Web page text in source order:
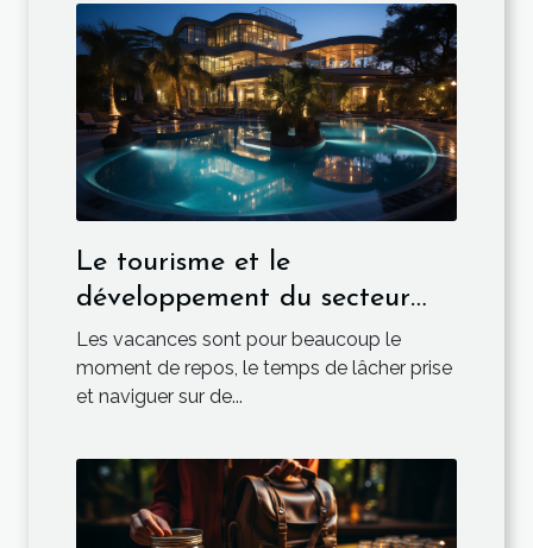
Le tourisme et le
développement du secteur
hôtelier
Les vacances sont pour beaucoup le
moment de repos, le temps de lâcher prise
et naviguer sur de...